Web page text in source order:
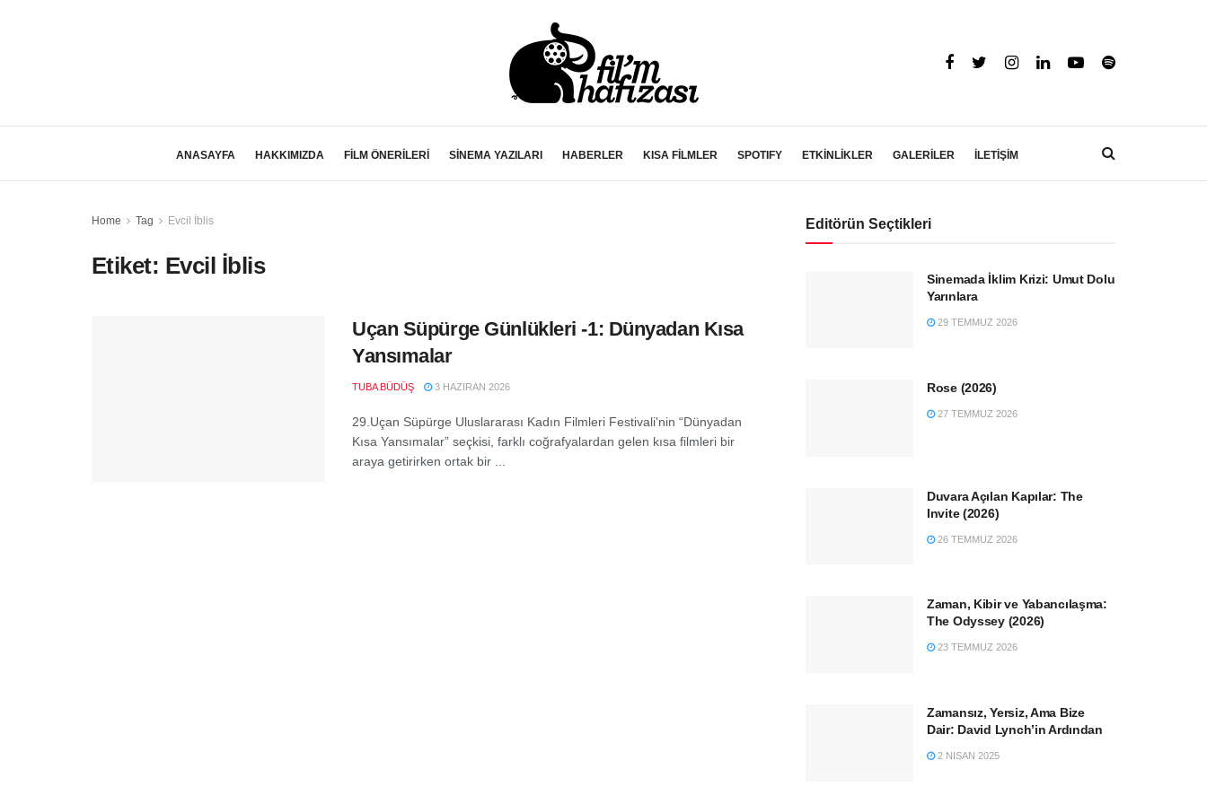
ANASAYFA HAKKIMIZDA FİLM ÖNERİLERİ SİNEMA YAZILARI HABERLER KISA FİLMLER SPOTIFY ETKİNLİKLER GALERİLER İLETİŞİM
Home Tag Evcil İblis
Etiket: Evcil İblis
Uçan Süpürge Günlükleri -1: Dünyadan Kısa
Yansımalar
TUBA BÜDÜŞ 3 HAZIRAN 2026
29.Uçan Süpürge Uluslararası Kadın Filmleri Festivali'nin “Dünyadan
Kısa Yansımalar” seçkisi, farklı coğrafyalardan gelen kısa filmleri bir
araya getirirken ortak bir ...
Editörün Seçtikleri
Sinemada İklim Krizi: Umut Dolu
Yarınlara
29 TEMMUZ 2026
Rose (2026)
27 TEMMUZ 2026
Duvara Açılan Kapılar: The
Invite (2026)
26 TEMMUZ 2026
Zaman, Kibir ve Yabancılaşma:
The Odyssey (2026)
23 TEMMUZ 2026
Zamansız, Yersiz, Ama Bize
Dair: David Lynch’in Ardından
2 NISAN 2025